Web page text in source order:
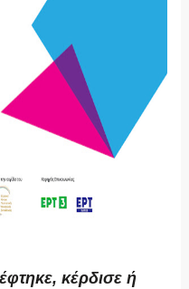
κέρδισε ή